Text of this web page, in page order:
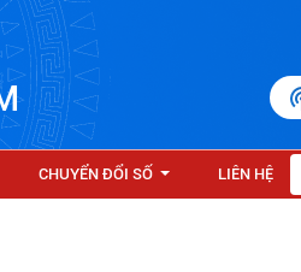
CHUYỂN ĐỔI SỐ LIÊN HỆ